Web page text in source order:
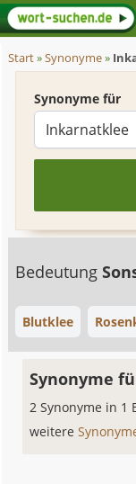
Start»Synonyme»
Synonyme für
Bedeutung
Blutklee
Synonyme
2 Synonyme in 1
weitere